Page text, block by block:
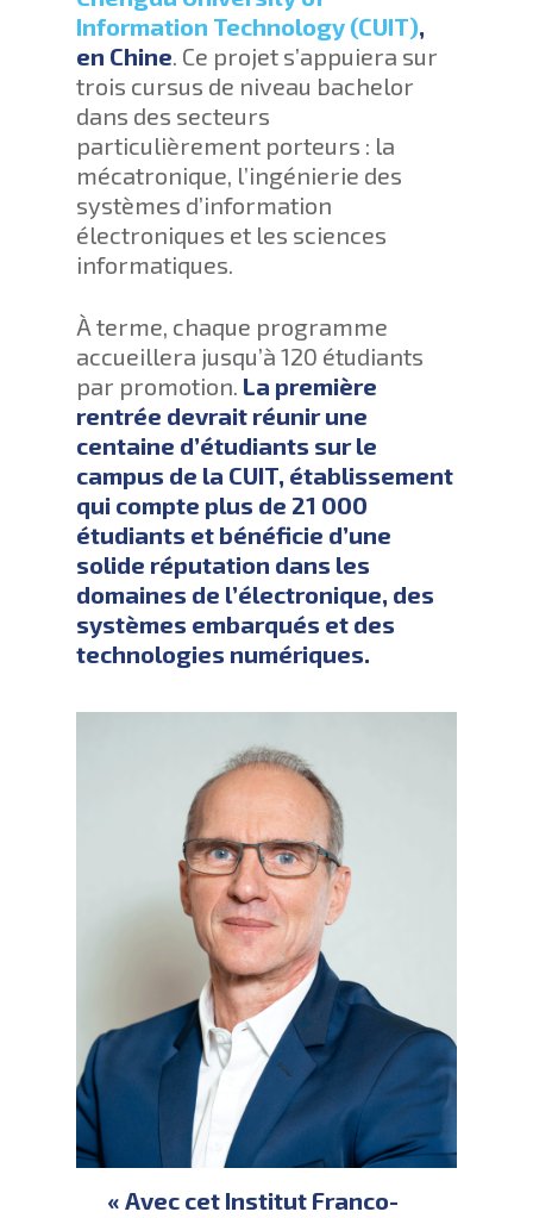
Information Technology (CUIT),
en Chine. Ce projet s’appuiera sur
trois cursus de niveau bachelor
dans des secteurs
particulièrement porteurs : la
mécatronique, l’ingénierie des
systèmes d’information
électroniques et les sciences
informatiques.
À terme, chaque programme
accueillera jusqu’à 120 étudiants
par promotion. La première
rentrée devrait réunir une
centaine d’étudiants sur le
campus de la CUIT, établissement
qui compte plus de 21 000
étudiants et bénéficie d’une
solide réputation dans les
domaines de l’électronique, des
systèmes embarqués et des
technologies numériques.
« Avec cet Institut Franco-